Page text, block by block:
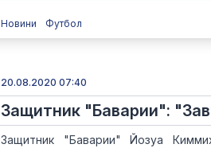
Новини Футбол
20.08.2020 07:40
Защитник "Баварии":
Защитник "Баварии" Йозуа